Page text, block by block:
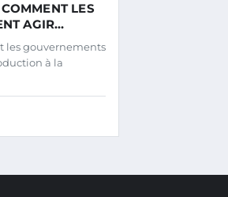
LES
AGIR
les gouvernements
à la